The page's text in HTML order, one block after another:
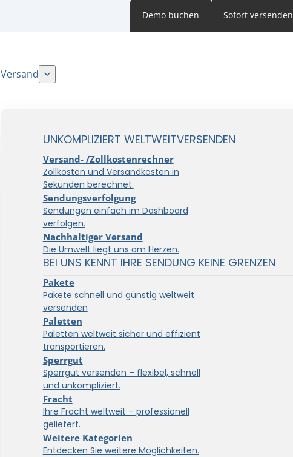
Versand
UNKOMPLIZIERT WELTWEITVERSENDEN
Versand- /Zollkostenrechner
Zollkosten und Versandkosten in
Sekunden berechnet.
Sendungsverfolgung
Sendungen einfach im Dashboard
verfolgen.
Nachhaltiger Versand
Die Umwelt liegt uns am Herzen.
BEI UNS KENNT IHRE SENDUNG KEINE GRENZEN
Pakete
Pakete schnell und günstig weltweit
versenden
Paletten
Paletten weltweit sicher und effizient
transportieren.
Sperrgut
Sperrgut versenden – flexibel, schnell
und unkompliziert.
Fracht
Ihre Fracht weltweit – professionell
geliefert.
Weitere Kategorien
Entdecken Sie weitere Möglichkeiten.
Demo buchen Sofort versenden